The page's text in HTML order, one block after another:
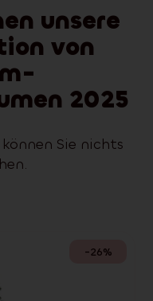
unsere
von
2025
Sie nichts
-26%